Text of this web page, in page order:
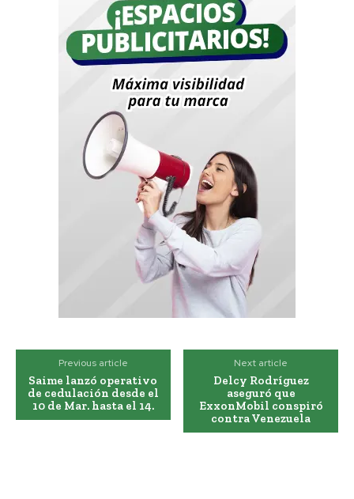
Previous article
Saime lanzó operativo
de cedulación desde el
10 de Mar. hasta el 14.
Next article
Delcy Rodríguez
aseguró que
ExxonMobil conspiró
contra Venezuela